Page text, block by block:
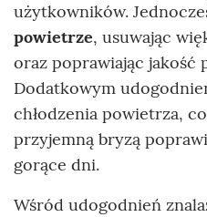
użytkowników.
powietrze, usuwając
oraz poprawiając jakość
Dodatkowym
chłodzenia powietrza,
przyjemną bryzą
gorące dni.
Wśród udogodnień